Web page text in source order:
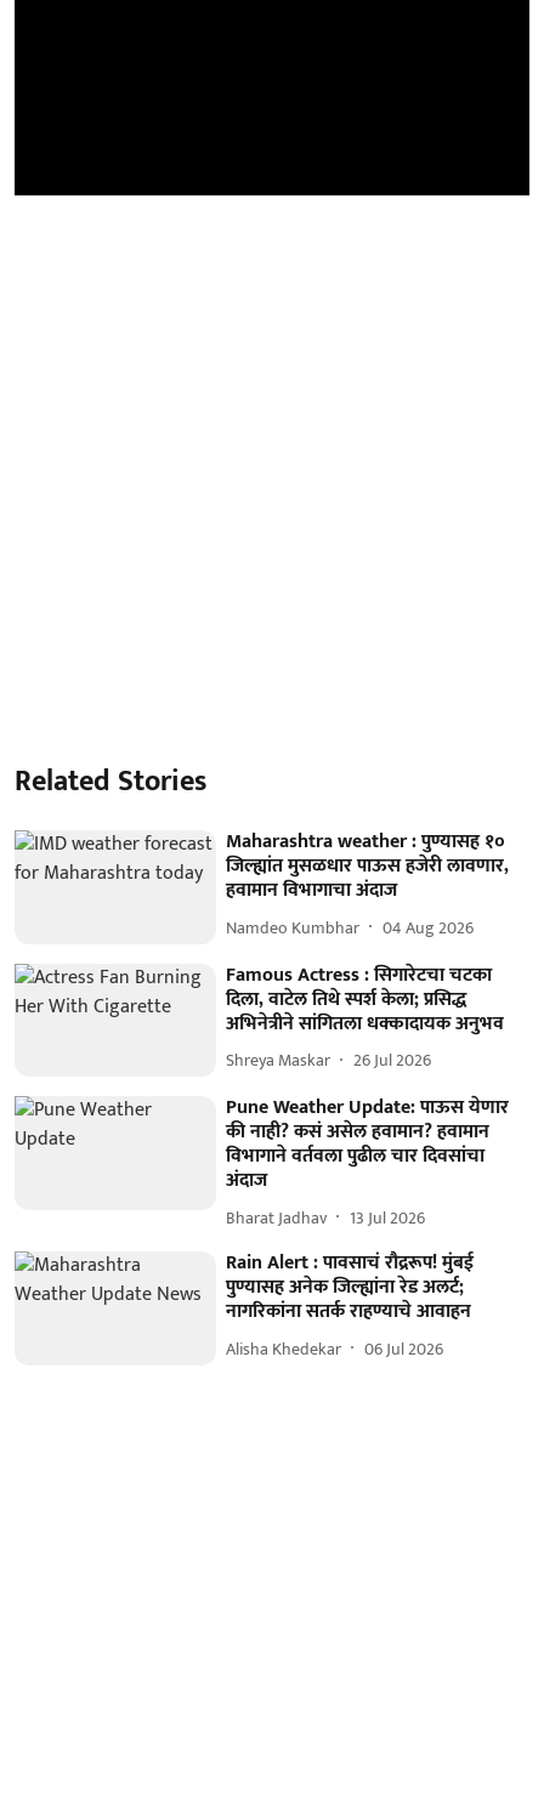
Related Stories
Maharashtra weather : पुण्यासह १०
जिल्ह्यांत मुसळधार पाऊस हजेरी लावणार,
हवामान विभागाचा अंदाज
Namdeo Kumbhar 04 Aug 2026
Famous Actress : सिगारेटचा चटका
दिला, वाटेल तिथे स्पर्श केला; प्रसिद्ध
अभिनेत्रीने सांगितला धक्कादायक अनुभव
Shreya Maskar 26 Jul 2026
Pune Weather Update: पाऊस येणार
की नाही? कसं असेल हवामान? हवामान
विभागाने वर्तवला पुढील चार दिवसांचा
अंदाज
Bharat Jadhav 13 Jul 2026
Rain Alert : पावसाचं रौद्ररूप! मुंबई
पुण्यासह अनेक जिल्ह्यांना रेड अलर्ट;
नागरिकांना सतर्क राहण्याचे आवाहन
Alisha Khedekar 06 Jul 2026